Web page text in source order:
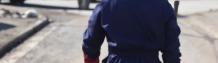
Convocatorias
Intranet
Login